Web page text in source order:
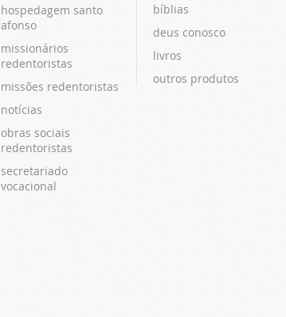
hospedagem santo
afonso
missionários
redentoristas
missões redentoristas
notícias
obras sociais
redentoristas
secretariado
vocacional
bíblias
deus conosco
livros
outros produtos